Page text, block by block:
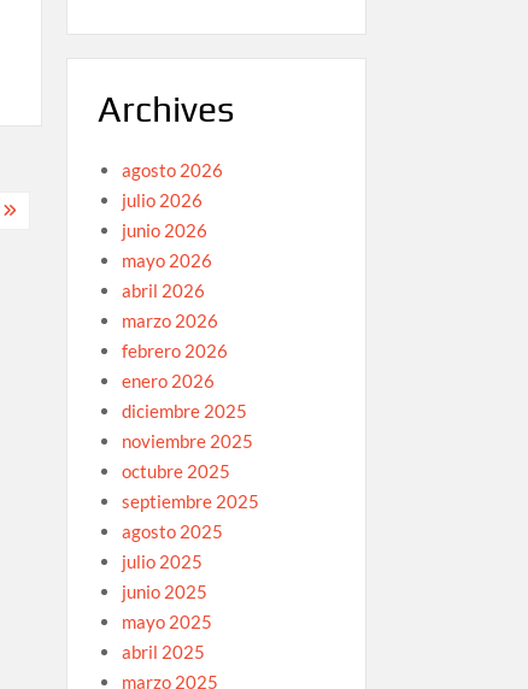
Archives
agosto 2026
julio 2026
junio 2026
mayo 2026
abril 2026
marzo 2026
febrero 2026
enero 2026
diciembre 2025
noviembre 2025
octubre 2025
septiembre 2025
agosto 2025
julio 2025
junio 2025
mayo 2025
abril 2025
marzo 2025